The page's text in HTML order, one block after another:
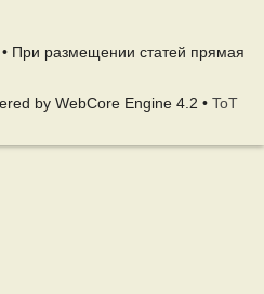
При размещении статей прямая
by WebCore Engine 4.2 • ToT